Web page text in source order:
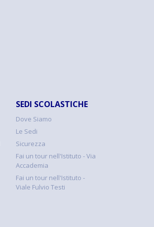
SEDI SCOLASTICHE
Dove Siamo
Le Sedi
Sicurezza
Fai un tour nell'Istituto - Via
Accademia
Fai un tour nell'Istituto -
Viale Fulvio Testi